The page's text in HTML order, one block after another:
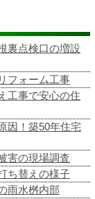
裏点検口の増設
フォーム工事
工事で安心の住
因！築50年住宅
害の現場調査
ち替えの様子
雨水桝内部